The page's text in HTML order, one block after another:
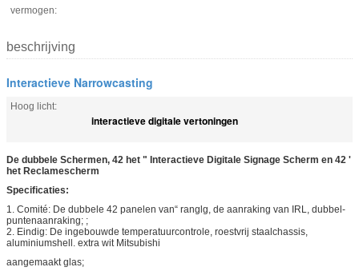
vermogen:
beschrijving
Interactieve Narrowcasting
Hoog licht:
interactieve digitale vertoningen
De dubbele Schermen, 42 het " Interactieve Digitale Signage Scherm en 42 '
het Reclamescherm
Specificaties:
1. Comité: De dubbele 42 panelen van“ ranglg, de aanraking van IRL, dubbel-
puntenaanraking; ;
2. Eindig: De ingebouwde temperatuurcontrole, roestvrij staalchassis,
aluminiumshell. extra wit Mitsubishi
aangemaakt glas;